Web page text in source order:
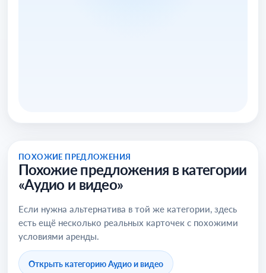
ПОХОЖИЕ ПРЕДЛОЖЕНИЯ
Похожие предложения в категории
«Аудио и видео»
Если нужна альтернатива в той же категории, здесь
есть ещё несколько реальных карточек с похожими
условиями аренды.
Открыть категорию Аудио и видео